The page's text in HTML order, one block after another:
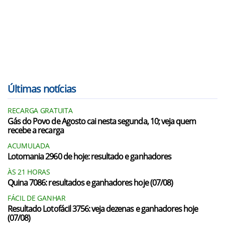
Últimas notícias
RECARGA GRATUITA
Gás do Povo de Agosto cai nesta segunda, 10; veja quem
recebe a recarga
ACUMULADA
Lotomania 2960 de hoje: resultado e ganhadores
ÀS 21 HORAS
Quina 7086: resultados e ganhadores hoje (07/08)
FÁCIL DE GANHAR
Resultado Lotofácil 3756: veja dezenas e ganhadores hoje
(07/08)